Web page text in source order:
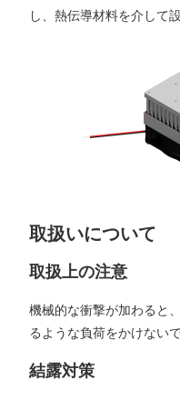
し、熱伝導材料を介して
取扱いについて
取扱上の注意
機械的な衝撃が加わると
るような負荷をかけないで
結露対策